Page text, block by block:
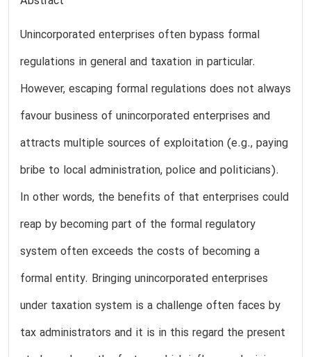
Unincorporated enterprises often bypass formal
regulations in general and taxation in particular.
However, escaping formal regulations does not always
favour business of unincorporated enterprises and
attracts multiple sources of exploitation (e.g., paying
bribe to local administration, police and politicians).
In other words, the benefits of that enterprises could
reap by becoming part of the formal regulatory
system often exceeds the costs of becoming a
formal entity. Bringing unincorporated enterprises
under taxation system is a challenge often faces by
tax administrators and it is in this regard the present